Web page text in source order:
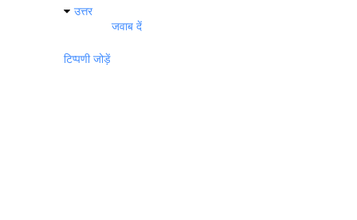
उत्तर
जवाब दें
टिप्पणी जोड़ें